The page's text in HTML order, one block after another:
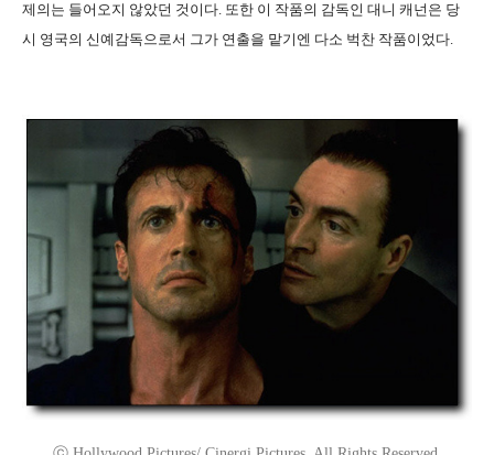
제의는 들어오지 않았던 것이다. 또한 이 작품의 감독인 대니 캐넌은 당
시 영국의 신예감독으로서 그가 연출을 맡기엔 다소 벅찬 작품이었다.